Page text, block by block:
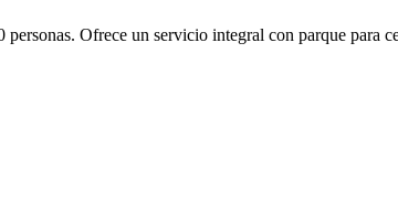
Ofrece un servicio integral con parque para